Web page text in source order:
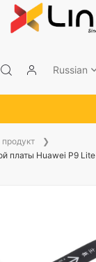
Russian
продукт
платы Huawei P9 Lite